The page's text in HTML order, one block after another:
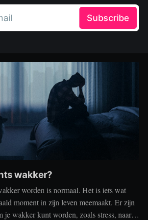
Subscribe
wakker?
worden is normaal. Het is iets wat
moment in zijn leven meemaakt. Er zijn
je wakker kunt worden, zoals stress, naar